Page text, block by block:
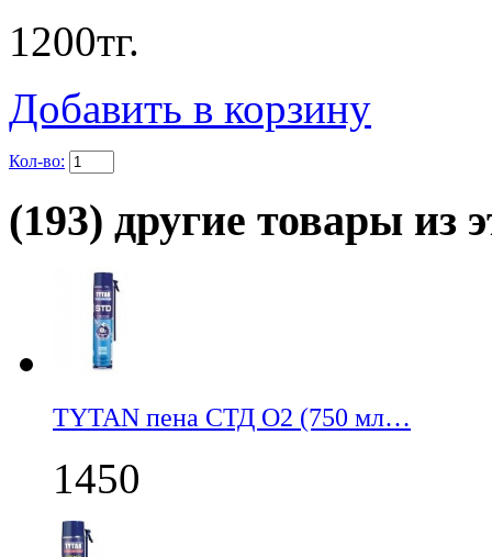
1200тг.
Добавить в корзину
Кол-во:
(193) другие товары из
TYTAN пена СТД О2 (750 мл…
1450